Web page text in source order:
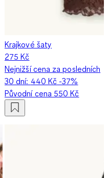
Krajkové šaty
275 Kč
Nejnižší cena za posledních
30 dní: 440 Kč -37%
Původní cena 550 Kč